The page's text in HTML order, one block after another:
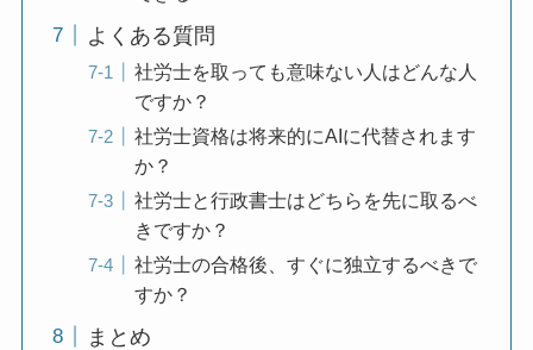
よくある質問
社労士を取っても意味ない人はどんな人
ですか？
社労士資格は将来的にAIに代替されます
か？
社労士と行政書士はどちらを先に取るべ
きですか？
社労士の合格後、すぐに独立するべきで
すか？
まとめ